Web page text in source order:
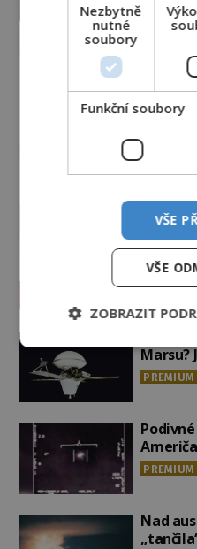
Vesmír a technologie
Marsu?
PREMIUM
PREMIUM
Nad
Nezbytně
nutné
soubory
Funkční soubory
VŠE
VŠE
ZOBRAZIT